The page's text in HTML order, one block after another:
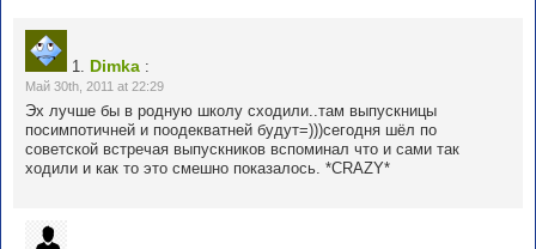
1. Dimka :
Май 30th, 2011 at 22:29
Эх лучше бы в родную школу сходили..там выпускницы
посимпотичней и поодекватней будут=)))сегодня шёл по
советской встречая выпускников вспоминал что и сами так
ходили и как то это смешно показалось. *CRAZY*